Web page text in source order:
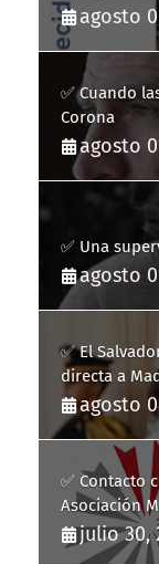
agosto
✅ Cuando
Corona
agosto
✅ Una
agosto
✅ El
directa a
agosto
✅ Contacto
Asociación
julio 30,